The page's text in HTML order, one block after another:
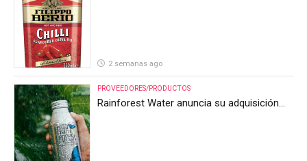
2 semanas ago
PROVEEDORES/PRODUCTOS
Rainforest Water anuncia su adquisición